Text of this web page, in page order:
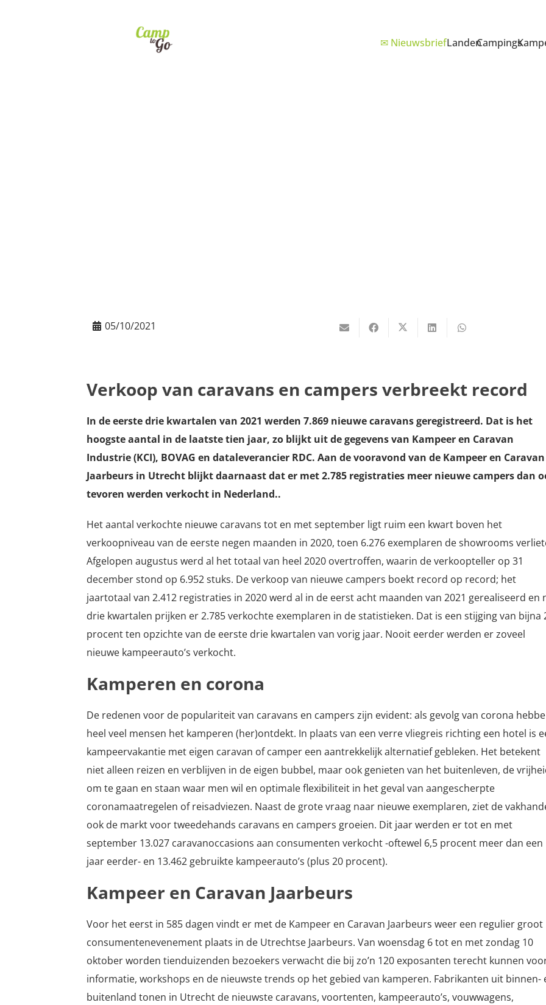
✉ NieuwsbriefLandenCampings
05/10/2021
Verkoop van caravans en campers verbreekt record
In de eerste drie kwartalen van 2021 werden 7.869 nieuwe caravans geregistreerd. Dat is het
hoogste aantal in de laatste tien jaar, zo blijkt uit de gegevens van Kampeer en Caravan
Industrie (KCI), BOVAG en dataleverancier RDC. Aan de vooravond van de Kampeer en Caravan
Jaarbeurs in Utrecht blijkt daarnaast dat er met 2.785 registraties meer nieuwe campers dan
tevoren werden verkocht in Nederland..
Het aantal verkochte nieuwe caravans tot en met september ligt ruim een kwart boven het
verkoopniveau van de eerste negen maanden in 2020, toen 6.276 exemplaren de showrooms
Afgelopen augustus werd al het totaal van heel 2020 overtroffen, waarin de verkoopteller op 31
december stond op 6.952 stuks. De verkoop van nieuwe campers boekt record op record; het
jaartotaal van 2.412 registraties in 2020 werd al in de eerst acht maanden van 2021 gerealiseerd en
drie kwartalen prijken er 2.785 verkochte exemplaren in de statistieken. Dat is een stijging van bijna
procent ten opzichte van de eerste drie kwartalen van vorig jaar. Nooit eerder werden er zoveel
nieuwe kampeerauto’s verkocht.
Kamperen en corona
De redenen voor de populariteit van caravans en campers zijn evident: als gevolg van corona
heel veel mensen het kamperen (her)ontdekt. In plaats van een verre vliegreis richting een hotel is
kampeervakantie met eigen caravan of camper een aantrekkelijk alternatief gebleken. Het betekent
niet alleen reizen en verblijven in de eigen bubbel, maar ook genieten van het buitenleven, de
om te gaan en staan waar men wil en optimale flexibiliteit in het geval van aangescherpte
coronamaatregelen of reisadviezen. Naast de grote vraag naar nieuwe exemplaren, ziet de
ook de markt voor tweedehands caravans en campers groeien. Dit jaar werden er tot en met
september 13.027 caravanoccasions aan consumenten verkocht -oftewel 6,5 procent meer dan een
jaar eerder- en 13.462 gebruikte kampeerauto’s (plus 20 procent).
Kampeer en Caravan Jaarbeurs
Voor het eerst in 585 dagen vindt er met de Kampeer en Caravan Jaarbeurs weer een regulier groot
consumentenevenement plaats in de Utrechtse Jaarbeurs. Van woensdag 6 tot en met zondag 10
oktober worden tienduizenden bezoekers verwacht die bij zo’n 120 exposanten terecht kunnen
informatie, workshops en de nieuwste trends op het gebied van kamperen. Fabrikanten uit binnen-
buitenland tonen in Utrecht de nieuwste caravans, voortenten, kampeerauto’s, vouwwagens,